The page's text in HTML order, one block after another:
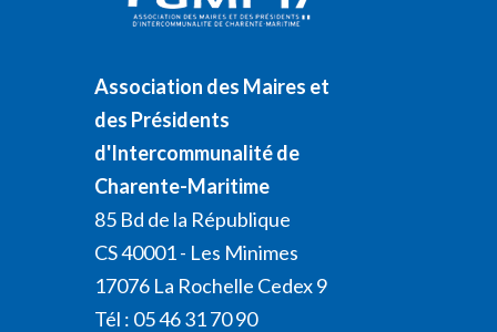
Association des Maires et
des Présidents
d'Intercommunalité de
Charente-Maritime
85 Bd de la République
CS 40001 - Les Minimes
17076 La Rochelle Cedex 9
Tél : 05 46 31 70 90